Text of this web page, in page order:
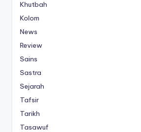
Khutbah
Kolom
News
Review
Sains
Sastra
Sejarah
Tafsir
Tarikh
Tasawuf